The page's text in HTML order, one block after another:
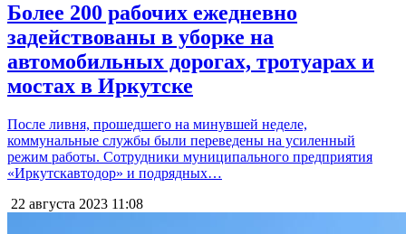
Более 200 рабочих ежедневно
задействованы в уборке на
автомобильных дорогах, тротуарах и
мостах в Иркутске
После ливня, прошедшего на минувшей неделе,
коммунальные службы были переведены на усиленный
режим работы. Сотрудники муниципального предприятия
«Иркутскавтодор» и подрядных…
22 августа 2023 11:08